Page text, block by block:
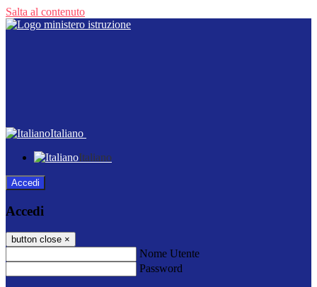
Salta al contenuto
Italiano
Italiano
Accedi
Accedi
button close ×
Nome Utente
Password